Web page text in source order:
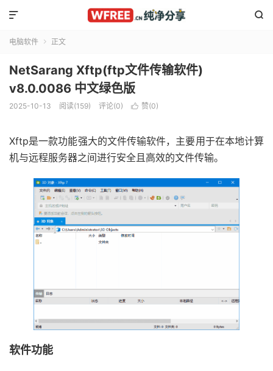


电脑软件  正文
NetSarang Xftp(ftp文件传输软件)
v8.0.0086 中文绿色版
2025-10-13 阅读(159) 评论(0)  赞(0)
Xftp是一款功能强大的文件传输软件，主要用于在本地计算
机与远程服务器之间进行安全且高效的文件传输。
软件功能